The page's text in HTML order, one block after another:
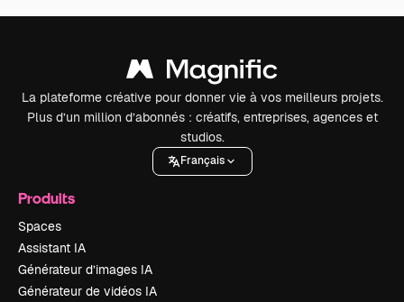
La plateforme créative pour donner vie à vos meilleurs projets.
Plus d’un million d’abonnés : créatifs, entreprises, agences et
studios.
Français
Produits
Spaces
Assistant IA
Générateur d’images IA
Générateur de vidéos IA